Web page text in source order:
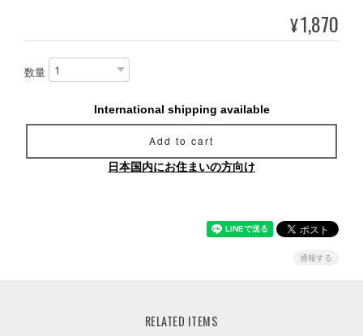
¥1,870
数量
International shipping available
Add to cart
日本国内にお住まいの方向け
通報する
RELATED ITEMS